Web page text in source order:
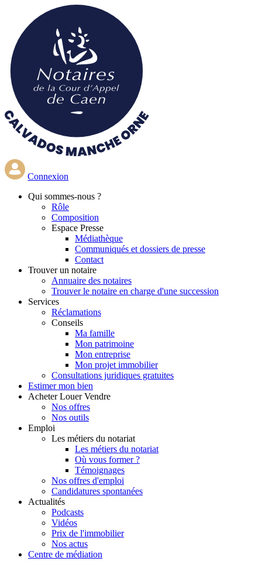
contenu
principal
Connexion
Qui sommes-nous ?
Rôle
Composition
Espace Presse
Médiathèque
Communiqués et dossiers de presse
Contact
Trouver un notaire
Annuaire des notaires
Trouver le notaire en charge d'une succession
Services
Réclamations
Conseils
Ma famille
Mon patrimoine
Mon entreprise
Mon projet immobilier
Consultations juridiques gratuites
Estimer mon bien
Acheter Louer Vendre
Nos offres
Nos outils
Emploi
Les métiers du notariat
Les métiers du notariat
Où vous former ?
Témoignages
Nos offres d'emploi
Candidatures spontanées
Actualités
Podcasts
Vidéos
Prix de l'immobilier
Nos actus
Centre de médiation